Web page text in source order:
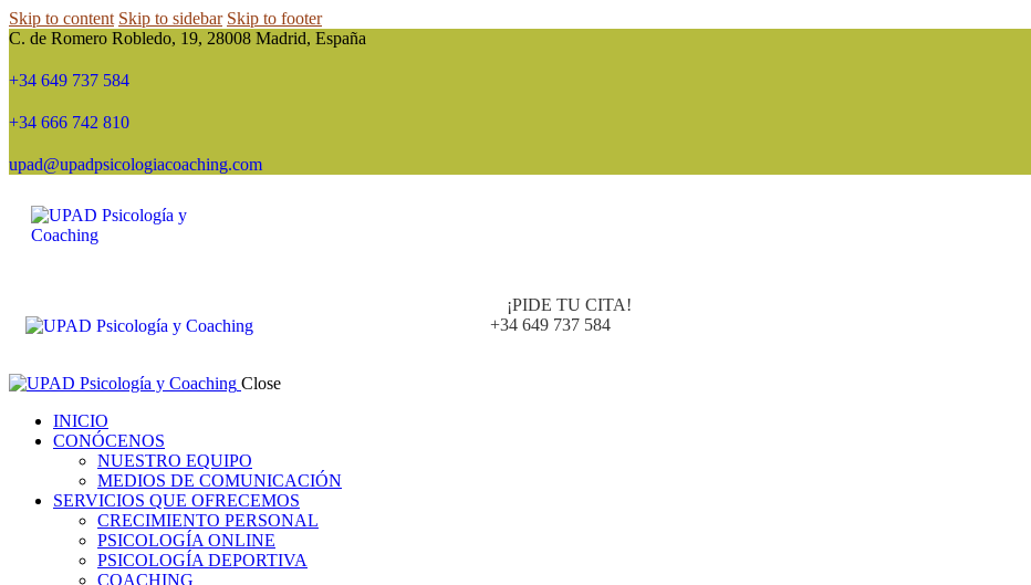
Skip to content Skip to sidebar Skip to footer
C. de Romero Robledo, 19, 28008 Madrid, España
+34 649 737 584
+34 666 742 810
upad@upadpsicologiacoaching.com
¡PIDE TU CITA!
+34 649 737 584
Close
INICIO
CONÓCENOS
NUESTRO EQUIPO
MEDIOS DE COMUNICACIÓN
SERVICIOS QUE OFRECEMOS
CRECIMIENTO PERSONAL
PSICOLOGÍA ONLINE
PSICOLOGÍA DEPORTIVA
COACHING